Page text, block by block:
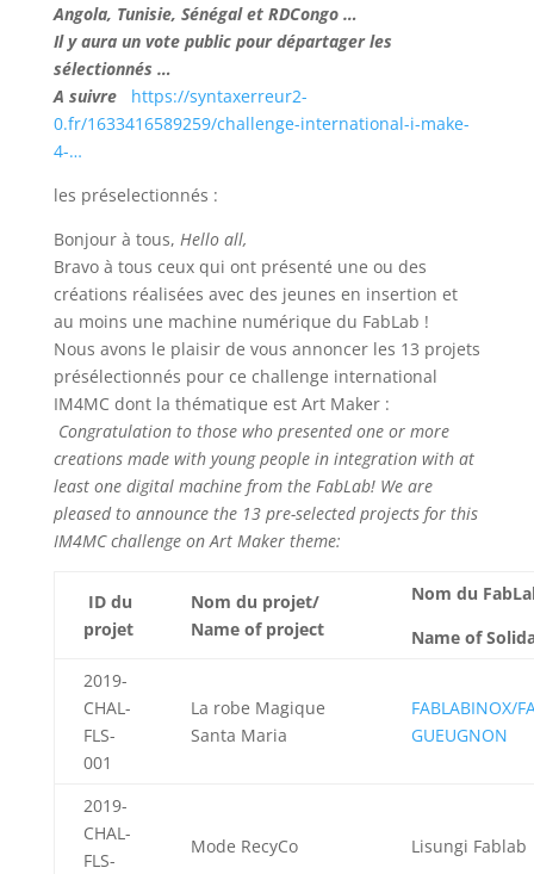
Angola, Tunisie, Sénégal et RDCongo …
Il y aura un vote public pour départager les
sélectionnés …
A suivre https://syntaxerreur2-
0.fr/1633416589259/challenge-international-i-make-
4-…
les préselectionnés :
Bonjour à tous, Hello all,
Bravo à tous ceux qui ont présenté une ou des
créations réalisées avec des jeunes en insertion et
au moins une machine numérique du FabLab !
Nous avons le plaisir de vous annoncer les 13 projets
présélectionnés pour ce challenge international
IM4MC dont la thématique est Art Maker :
Congratulation to those who presented one or more
creations made with young people in integration with at
least one digital machine from the FabLab! We are
pleased to announce the 13 pre-selected projects for this
IM4MC challenge on Art Maker theme:
ID du
projet
Nom du projet/
Name of project
Nom du
Name of
2019-
CHAL-
FLS-
001
La robe Magique
Santa Maria
FABLABINOX/
GUEUGNON
2019-
CHAL-
FLS-
Mode RecyCo Lisungi Fablab